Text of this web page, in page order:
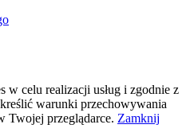
w celu realizacji usług i zgodnie z
warunki przechowywania
Twojej przeglądarce. Zamknij